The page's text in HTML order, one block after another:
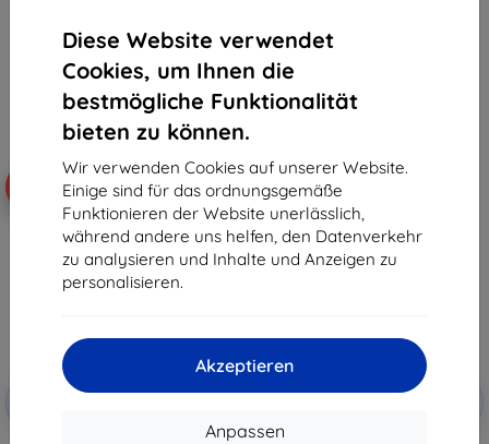
Diese Website verwendet
Cookies, um Ihnen die
bestmögliche Funktionalität
bieten zu können.
Wir verwenden Cookies auf unserer Website.
Einige sind für das ordnungsgemäße
Funktionieren der Website unerlässlich,
während andere uns helfen, den Datenverkehr
zu analysieren und Inhalte und Anzeigen zu
personalisieren.
Akzeptieren
Anpassen
22,41 €
Auf Lager > 5 Stk.
Rabatt
-10%